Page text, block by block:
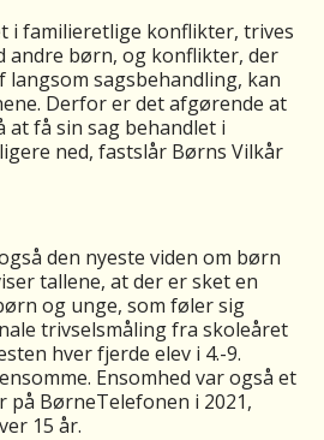
i familieretlige konflikter, trives
andre børn, og konflikter, der
sagsbehandling, kan
Derfor er det afgørende at
få sin sag behandlet i
ned, fastslår Børns Vilkår
den nyeste viden om børn
tallene, at der er sket en
og unge, som føler sig
trivselsmåling fra skoleåret
hver fjerde elev i 4.-9.
Ensomhed var også et
på BørneTelefonen i 2021,
15 år.